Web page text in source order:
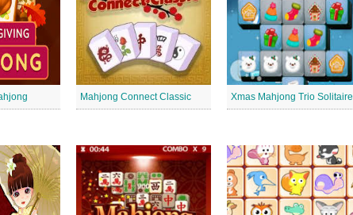
Mahjong Connect Classic Xmas Mahjong Trio Solitaire